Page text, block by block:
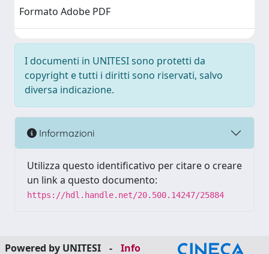
Formato Adobe PDF
I documenti in UNITESI sono protetti da
copyright e tutti i diritti sono riservati, salvo
diversa indicazione.
Informazioni
Utilizza questo identificativo per citare o creare
un link a questo documento:
https://hdl.handle.net/20.500.14247/25884
Powered by UNITESI - Info